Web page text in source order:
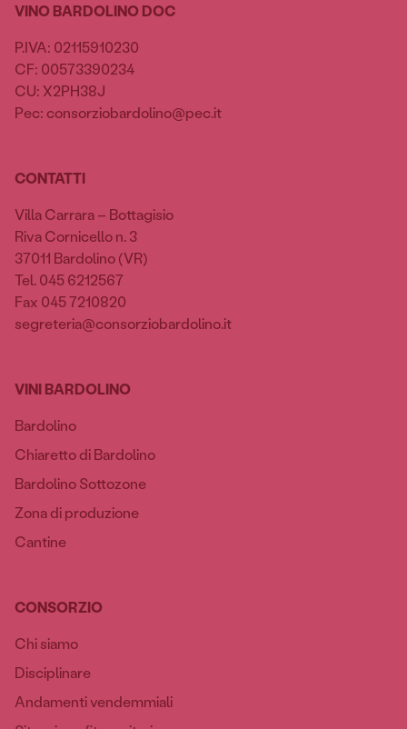
VINO BARDOLINO DOC
P.IVA: 02115910230
CF: 00573390234
CU: X2PH38J
Pec: consorziobardolino@pec.it
CONTATTI
Villa Carrara – Bottagisio
Riva Cornicello n. 3
37011 Bardolino (VR)
Tel. 045 6212567
Fax 045 7210820
segreteria@consorziobardolino.it
VINI BARDOLINO
Bardolino
Chiaretto di Bardolino
Bardolino Sottozone
Zona di produzione
Cantine
CONSORZIO
Chi siamo
Disciplinare
Andamenti vendemmiali